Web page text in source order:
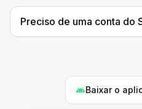
Preciso de uma conta do
Baixar o